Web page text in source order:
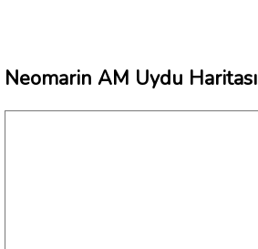
Neomarin AM Uydu Haritası